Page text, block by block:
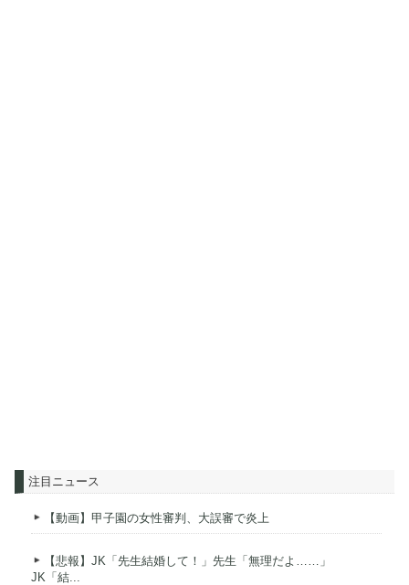
注目ニュース
【動画】甲子園の女性審判、大誤審で炎上
【悲報】JK「先生結婚して！」先生「無理だよ……」
JK「結...